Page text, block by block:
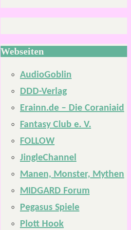
Webseiten
AudioGoblin
DDD-Verlag
Erainn.de – Die Coraniaid
Fantasy Club e. V.
FOLLOW
JingleChannel
Manen, Monster, Mythen
MIDGARD Forum
Pegasus Spiele
Plott Hook